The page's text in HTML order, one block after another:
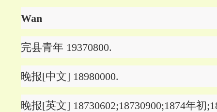
Wan
完县青年 19370800.
晚报[中文] 18980000.
晚报[英文] 18730602;18730900;1874年初